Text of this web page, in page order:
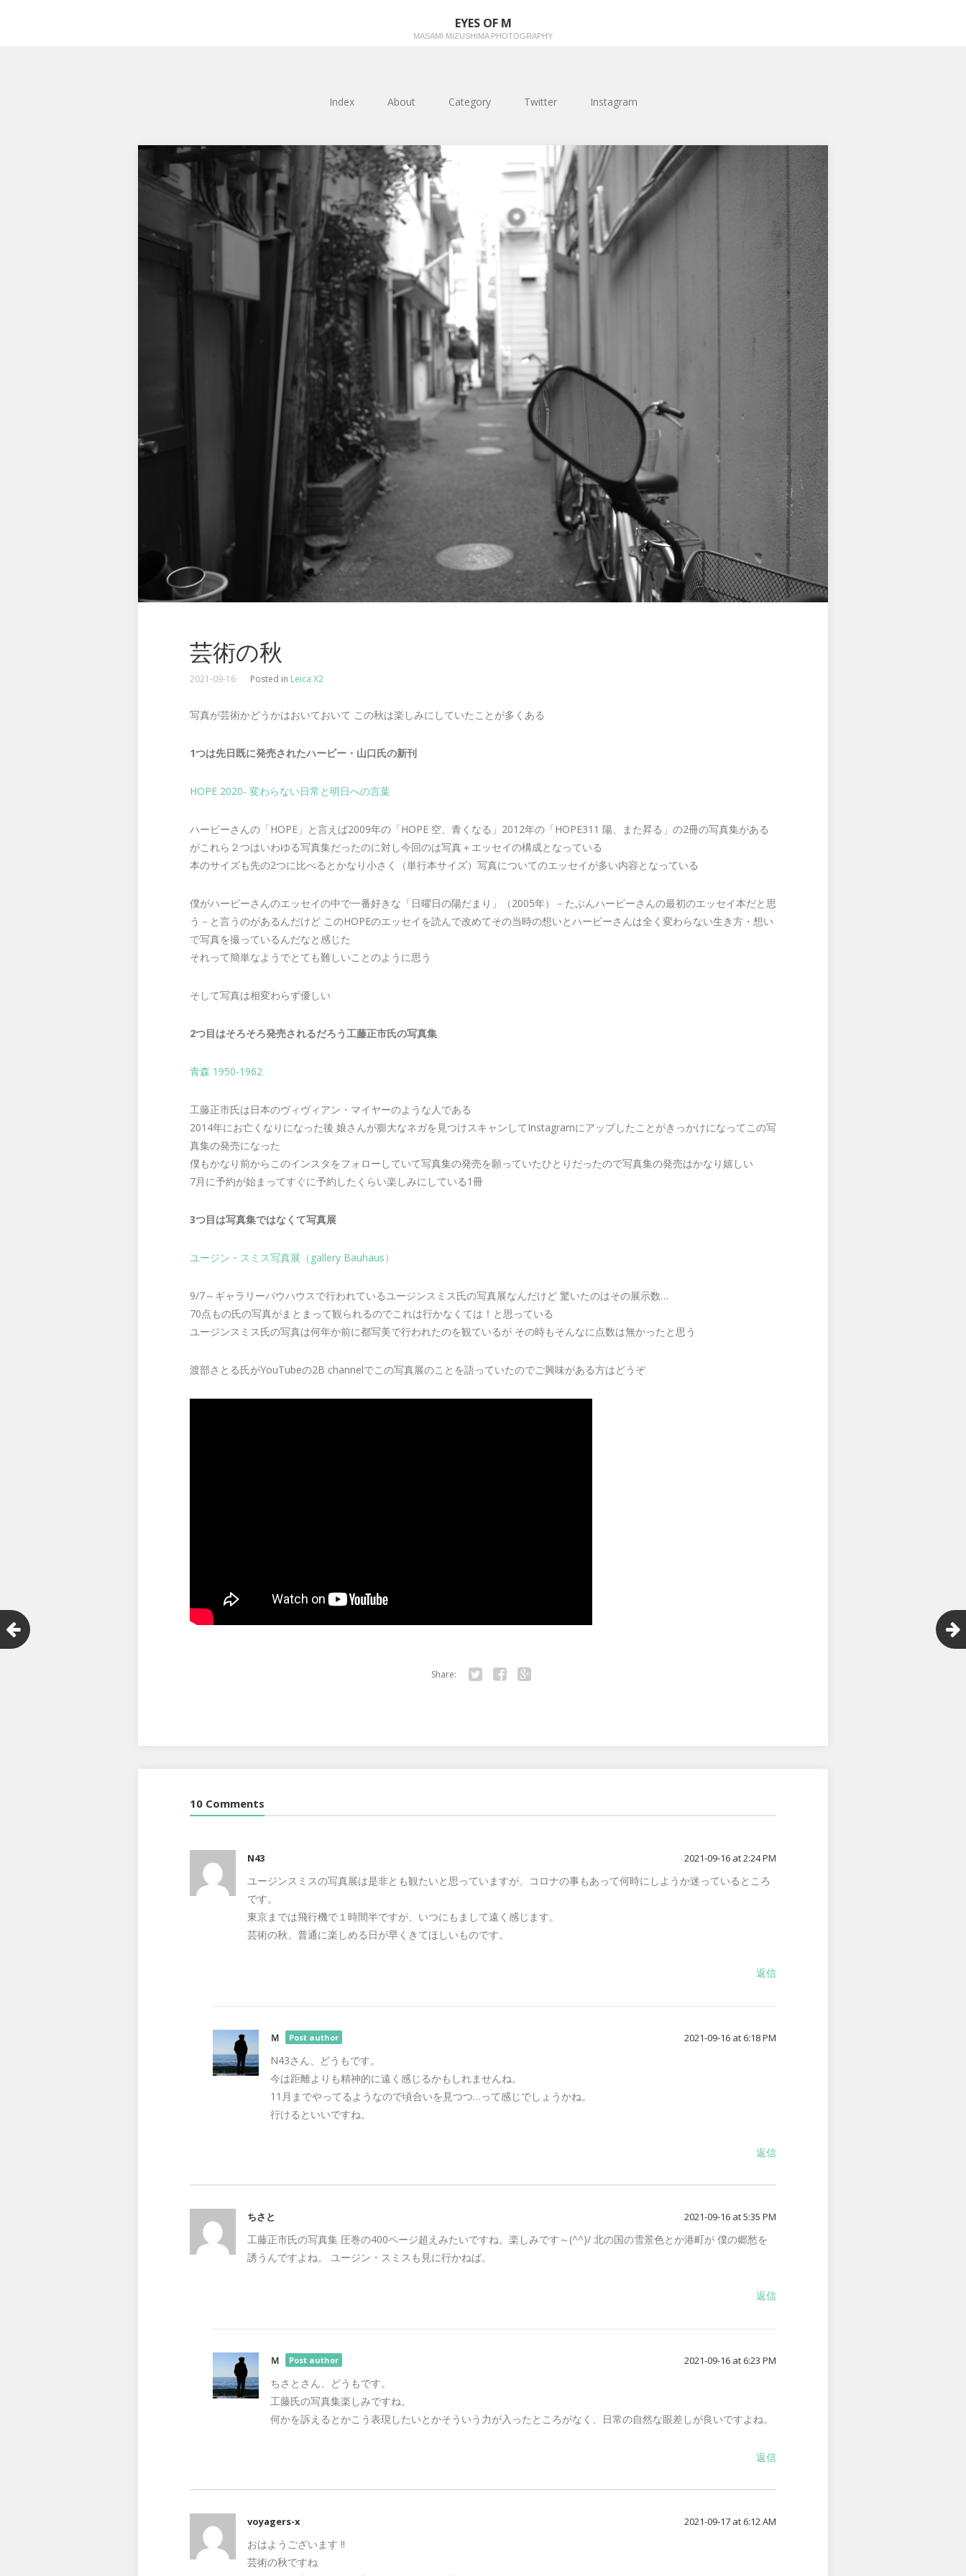
EYES OF M
MASAMI MIZUSHIMA PHOTOGRAPHY
Index About Category Twitter Instagram
芸術の秋
2021-09-16 Posted in Leica X2
写真が芸術かどうかはおいておいて この秋は楽しみにしていたことが多くある
1つは先日既に発売されたハービー・山口氏の新刊
HOPE 2020- 変わらない日常と明日への言葉
ハービーさんの「HOPE」と言えば2009年の「HOPE 空、青くなる」2012年の「HOPE311 陽、また昇る」の2冊の写真集がある
がこれら２つはいわゆる写真集だったのに対し今回のは写真＋エッセイの構成となっている
本のサイズも先の2つに比べるとかなり小さく（単行本サイズ）写真についてのエッセイが多い内容となっている
僕がハービーさんのエッセイの中で一番好きな「日曜日の陽だまり」（2005年）－たぶんハービーさんの最初のエッセイ本だと思
う－と言うのがあるんだけど このHOPEのエッセイを読んで改めてその当時の想いとハービーさんは全く変わらない生き方・想い
で写真を撮っているんだなと感じた
それって簡単なようでとても難しいことのように思う
そして写真は相変わらず優しい
2つ目はそろそろ発売されるだろう工藤正市氏の写真集
青森 1950-1962
工藤正市氏は日本のヴィヴィアン・マイヤーのような人である
2014年にお亡くなりになった後 娘さんが膨大なネガを見つけスキャンしてInstagramにアップしたことがきっかけになってこの写
真集の発売になった
僕もかなり前からこのインスタをフォローしていて写真集の発売を願っていたひとりだったので写真集の発売はかなり嬉しい
7月に予約が始まってすぐに予約したくらい楽しみにしている1冊
3つ目は写真集ではなくて写真展
ユージン・スミス写真展（gallery Bauhaus）
9/7～ギャラリーバウハウスで行われているユージンスミス氏の写真展なんだけど 驚いたのはその展示数…
70点もの氏の写真がまとまって観られるのでこれは行かなくては！と思っている
ユージンスミス氏の写真は何年か前に都写美で行われたのを観ているが その時もそんなに点数は無かったと思う
渡部さとる氏がYouTubeの2B channelでこの写真展のことを語っていたのでご興味がある方はどうぞ
Share:
10 Comments
N43 2021-09-16 at 2:24 PM
ユージンスミスの写真展は是非とも観たいと思っていますが、コロナの事もあって何時にしようか迷っているところ
です。
東京までは飛行機で１時間半ですが、いつにもまして遠く感じます。
芸術の秋、普通に楽しめる日が早くきてほしいものです。
返信
Ｍ Post author 2021-09-16 at 6:18 PM
N43さん、どうもです。
今は距離よりも精神的に遠く感じるかもしれませんね。
11月までやってるようなので頃合いを見つつ…って感じでしょうかね。
行けるといいですね。
返信
ちさと 2021-09-16 at 5:35 PM
工藤正市氏の写真集 圧巻の400ページ超えみたいですね。楽しみです～(^^)/ 北の国の雪景色とか港町が 僕の郷愁を
誘うんですよね。 ユージン・スミスも見に行かねば。
返信
Ｍ Post author 2021-09-16 at 6:23 PM
ちさとさん、どうもです。
工藤氏の写真集楽しみですね。
何かを訴えるとかこう表現したいとかそういう力が入ったところがなく、日常の自然な眼差しが良いですよね。
返信
voyagers-x 2021-09-17 at 6:12 AM
おはようございます ‼️
芸術の秋ですね